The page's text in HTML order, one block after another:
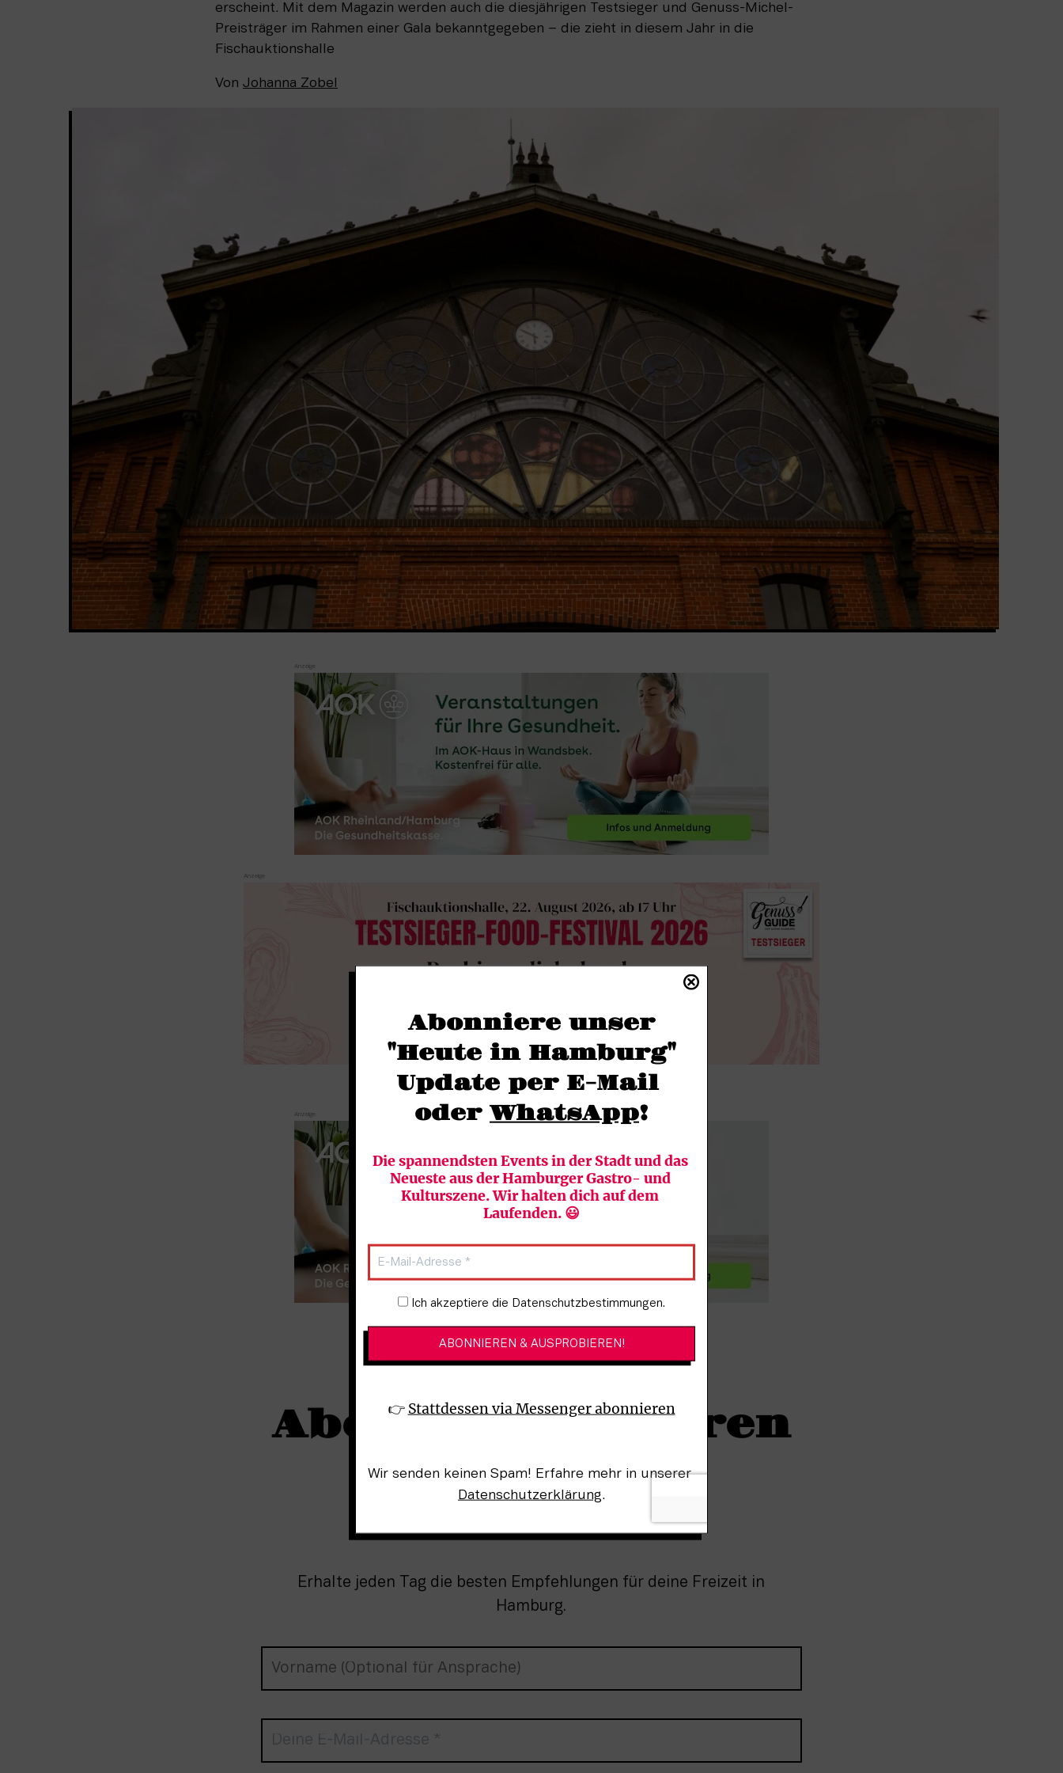
erscheint. Mit dem Magazin werden auch die diesjährigen Testsieger und Genuss-Michel-
Preisträger im Rahmen einer Gala bekanntgegeben – die zieht in diesem Jahr in die
Fischauktionshalle
Von Johanna Zobel
Abonniere unser
"Heute in Hamburg"
Update per E-Mail
oder WhatsApp!
Die spannendsten Events in der Stadt und das
Neueste aus der Hamburger Gastro- und
Kulturszene. Wir halten dich auf dem
Laufenden. 😃
Newsletter-Anmeldung
Ich akzeptiere die Datenschutzbestimmungen.
👉 Stattdessen via Messenger abonnieren
Wir senden keinen Spam! Erfahre mehr in unserer
Datenschutzerklärung.
Abonniere unseren
Newsletter!
Erhalte jeden Tag die besten Empfehlungen für deine Freizeit in
Hamburg.